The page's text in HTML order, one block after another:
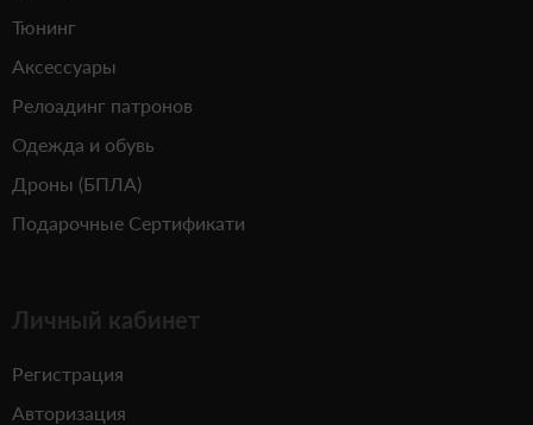
Тюнинг
Аксессуары
Релоадинг патронов
Одежда и обувь
Дроны (БПЛА)
Подарочные Сертификати
Личный кабинет
Регистрация
Авторизация